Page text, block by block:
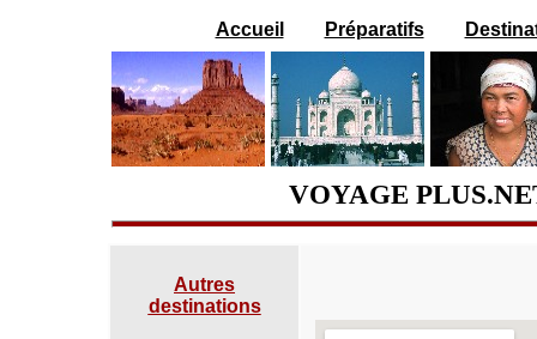
Accueil Préparatifs
VOYAGE
Autres
destinations